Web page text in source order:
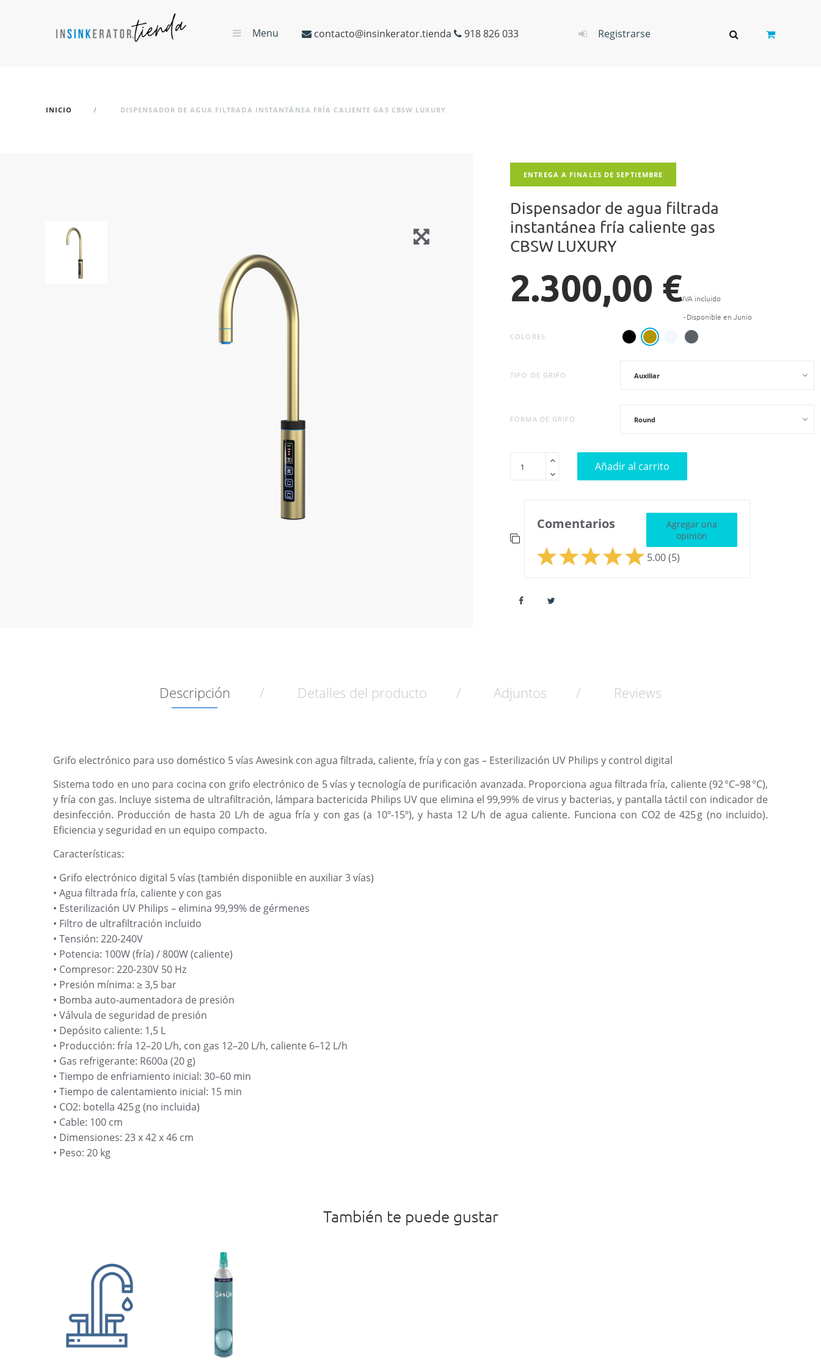
Menu contacto@insinkerator.tienda 918 826 033 Registrarse
INICIO DISPENSADOR DE AGUA FILTRADA INSTANTÁNEA FRÍA CALIENTE GAS CBSW LUXURY
ENTREGA A FINALES DE SEPTIEMBRE
Dispensador de agua filtrada
instantánea fría caliente gas
CBSW LUXURY
2.300,00 €IVA incluido
Disponible en Junio
COLORES
TIPO DE GRIFO
FORMA DE GRIFO
Añadir al carrito
Comentarios
Agregar una
opinión
5.00(5)
Descripción Detalles del producto Adjuntos Reviews
Grifo electrónico para uso doméstico 5 vías Awesink con agua filtrada, caliente, fría y con gas – Esterilización UV Philips y control digital
Sistema todo en uno para cocina con grifo electrónico de 5 vías y tecnología de purificación avanzada. Proporciona agua filtrada fría, caliente (92 °C–98 °C),
y fría con gas. Incluye sistema de ultrafiltración, lámpara bactericida Philips UV que elimina el 99,99% de virus y bacterias, y pantalla táctil con indicador de
desinfección. Producción de hasta 20 L/h de agua fría y con gas (a 10º-15º), y hasta 12 L/h de agua caliente. Funciona con CO2 de 425 g (no incluido).
Eficiencia y seguridad en un equipo compacto.
Características:
• Grifo electrónico digital 5 vías (también disponiible en auxiliar 3 vías)
• Agua filtrada fría, caliente y con gas
• Esterilización UV Philips – elimina 99,99% de gérmenes
• Filtro de ultrafiltración incluido
• Tensión: 220-240V
• Potencia: 100W (fría) / 800W (caliente)
• Compresor: 220-230V 50 Hz
• Presión mínima: ≥ 3,5 bar
• Bomba auto-aumentadora de presión
• Válvula de seguridad de presión
• Depósito caliente: 1,5 L
• Producción: fría 12–20 L/h, con gas 12–20 L/h, caliente 6–12 L/h
• Gas refrigerante: R600a (20 g)
• Tiempo de enfriamiento inicial: 30–60 min
• Tiempo de calentamiento inicial: 15 min
• CO2: botella 425 g (no incluida)
• Cable: 100 cm
• Dimensiones: 23 x 42 x 46 cm
• Peso: 20 kg
También te puede gustar